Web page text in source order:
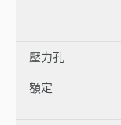
壓力孔
額定